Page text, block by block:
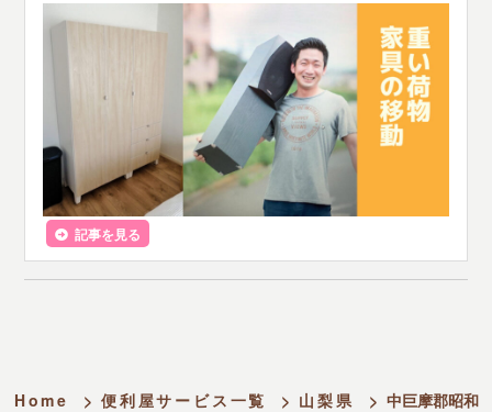
記事を見る
Home > 便利屋サービス一覧 > 山梨県 > 中巨摩郡昭和